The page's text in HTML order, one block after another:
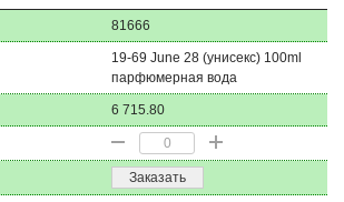
81666
19-69 June 28 (унисекс) 100ml
парфюмерная вода
6 715.80
Заказать